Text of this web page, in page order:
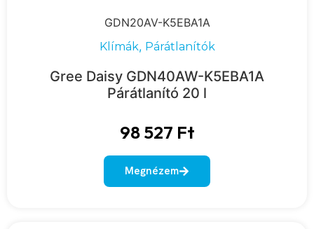
GDN20AV-K5EBA1A
Klímák, Párátlanítók
Gree Daisy GDN40AW-K5EBA1A
Párátlanító 20 l
98 527 Ft
Megnézem